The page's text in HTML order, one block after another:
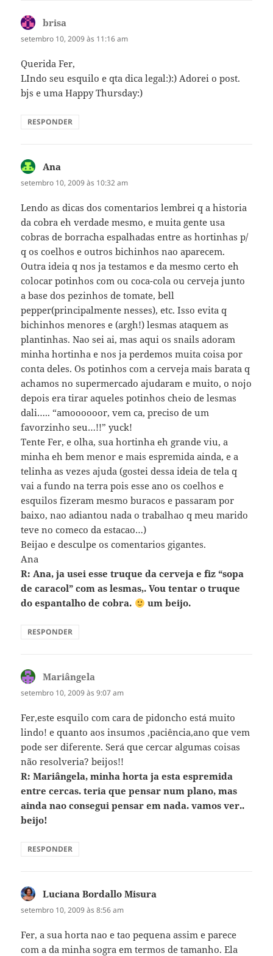
brisa
setembro 10, 2009 às 11:16 am
Querida Fer,
LIndo seu esquilo e qta dica legal:):) Adorei o post.
bjs e uma Happy Thursday:)
RESPONDER
Ana
setembro 10, 2009 às 10:32 am
Lendo as dicas dos comentarios lembrei q a historia
da cobra eh verdade mesmo, e muita gente usa
cobras de borracha espalhadas entre as hortinhas p/
q os coelhos e outros bichinhos nao aparecem.
Outra ideia q nos ja testamos e da mesmo certo eh
colocar potinhos com ou coca-cola ou cerveja junto
a base dos pezinhos de tomate, bell
pepper(principalmente nesses), etc. Isso evita q
bichinhos menores e (argh!) lesmas ataquem as
plantinhas. Nao sei ai, mas aqui os snails adoram
minha hortinha e nos ja perdemos muita coisa por
conta deles. Os potinhos com a cerveja mais barata q
achamos no supermercado ajudaram e muito, o nojo
depois era tirar aqueles potinhos cheio de lesmas
dali….. “amoooooor, vem ca, preciso de um
favorzinho seu…!!” yuck!
Tente Fer, e olha, sua hortinha eh grande viu, a
minha eh bem menor e mais espremida ainda, e a
telinha as vezes ajuda (gostei dessa ideia de tela q
vai a fundo na terra pois esse ano os coelhos e
esquilos fizeram mesmo buracos e passaram por
baixo, nao adiantou nada o trabalhao q meu marido
teve no comeco da estacao…)
Beijao e desculpe os comentarios gigantes.
Ana
R: Ana, ja usei esse truque da cerveja e fiz “sopa
de caracol” com as lesmas,. Vou tentar o truque
do espantalho de cobra.
um beijo.
RESPONDER
Mariângela
setembro 10, 2009 às 9:07 am
Fer,este esquilo com cara de pidoncho está muito
lindo! e quanto aos insumos ,paciência,ano que vem
pode ser diferente. Será que cercar algumas coisas
não resolveria? beijos!!
R: Mariângela, minha horta ja esta espremida
entre cercas. teria que pensar num plano, mas
ainda nao consegui pensar em nada. vamos ver..
beijo!
RESPONDER
Luciana Bordallo Misura
setembro 10, 2009 às 8:56 am
Fer, a sua horta nao e tao pequena assim e parece
com a da minha sogra em termos de tamanho. Ela